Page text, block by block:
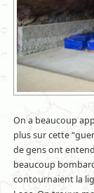
On a beaucoup
plus sur cette
de gens ont
beaucoup
contournaient la